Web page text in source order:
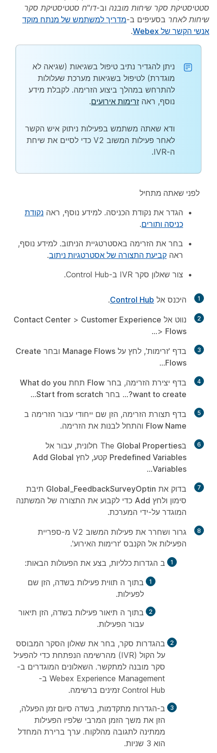
סטטיסטיקת סקר שיחות מובנה וב-דו"ח סטטיסטיקת סקר
שיחות לאחר בסעיפים ב-מדריך למשתמש של מנתח מוקד
אנשי הקשר של Webex
.
ניתן להגדיר נתיב טיפול בשגיאות (שגיאה לא
מוגדרת) לטיפול בשגיאות מערכת שעלולות
להתרחש במהלך ביצוע הזרימה. לקבלת מידע
נוסף, ראה זרימות אירועים.
ודא שאתה משתמש בפעילות ניתוק איש הקשר
לאחר פעילות המשוב V2 כדי לסיים את שיחת
ה-IVR.
לפני שאתה מתחיל
הגדר את נקודת הכניסה. למידע נוסף, ראה נקודת
כניסה ותורים.
בחר את הזרימה באסטרטגיית הניתוב. למידע נוסף,
ראה קביעת התצורה של אסטרטגיות ניתוב.
צור שאלון סקר IVR ב-Control Hub.
1 היכנס אל Control Hub
.
2 נווט אל Contact Center > Customer Experience
> Flows
...
3 בדף 'זרימות', לחץ על Manage Flows ובחר Create
Flows
...
4 בדף יצירת הזרימה, בחר Flow תחת What do you
want to create? ... בחר Start from scratch
...
5
בדף תצורת הזרימה, הזן שם ייחודי עבור הזרימה ב
Flow Name והתחל לבנות את הזרימה.
6 בTheGlobal Properties
חלונית, עבור אל
Predefined Variables קטע, לחץ Add Global
Variables
...
7 בדוק את Global_FeedbackSurveyOptin תיבת
סימון ולחץ Add כדי לקבוע את התצורה של המשתנה
המוגדר על-ידי המערכת.
8 גרור ושחרר את פעילות המשוב V2 מ-
ספריית
הפעילות אל הקנבס 'זרימות האירוע'.
ב הגדרות כלליות, בצע את הפעולות הבאות:
בתוך ה תווית פעילות בשדה, הזן שם
לפעילות.
בתוך ה תיאור פעילות בשדה, הזן תיאור
עבור הפעילות.
בהגדרות סקר, בחר את שאלון הסקר המבוסס
על הקול (IVR) מהרשימה הנפתחת כדי להפעיל
סקר מובנה למתקשר. השאלונים המוגדרים ב-
Webex Experience Management ב-
Control Hub זמינים ברשימה.
ב-הגדרות מתקדמות, בשדה סיום זמן הפעלה,
הזן את משך הזמן המרבי שלפיו הפעילות
ממתינה לתגובה מהלקוח. ערך ברירת המחדל
הוא 3 שניות.